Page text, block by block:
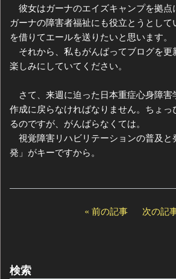
彼女はガーナのエイズキャンプを拠点
ガーナの障害者福祉にも役立とうとし
を借りてエールを送りたいと思います。
それから、私もがんばってブログを更
楽しみにしていてください。
さて、来週に迫った日本重症心身障害
作成に戻らなければなりません。ちょっ
るのですが、がんばらなくては。
視覚障害リハビリテーションの普及と
発」がキーですから。
前の記事 次の記
検索